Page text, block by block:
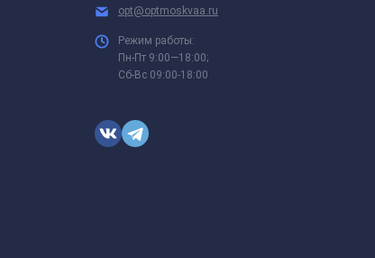
opt@optmoskvaa.ru
Режим работы:
Пн-Пт 9:00—18:00;
Сб-Вс 09:00-18:00